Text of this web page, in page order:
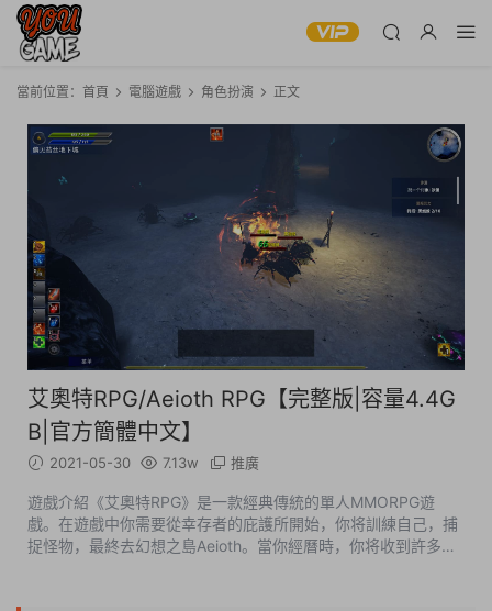
當前位置： 首頁 電腦遊戲 角色扮演 正文
艾奧特RPG/Aeioth RPG【完整版|容量4.4G
B|官方簡體中文】
2021-05-30 7.13w 推廣
遊戲介紹《艾奧特RPG》是一款經典傳統的單人MMORPG遊
戲。在遊戲中你需要從幸存者的庇護所開始，你将訓練自己，捕
捉怪物，最終去幻想之島Aeioth。當你經曆時，你将收到許多任